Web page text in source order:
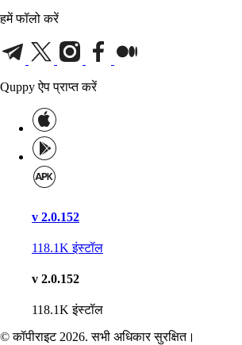
हमें फॉलो करें
Quppy ऐप प्राप्त करें
v 2.0.152
118.1Kइंस्टॉल
v 2.0.152
118.1Kइंस्टॉल
© कॉपीराइट 2026. सभी अधिकार सुरक्षित।